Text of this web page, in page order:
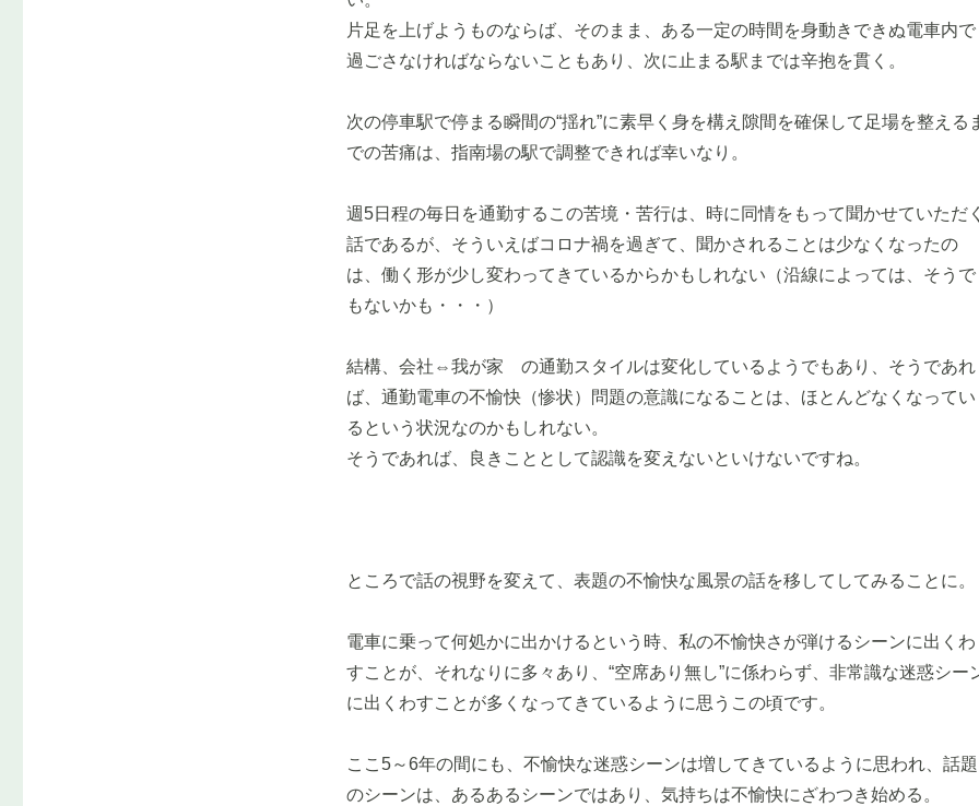
片足を上げようものならば、そのまま、ある一定の時間を身動きできぬ電車内で
過ごさなければならないこともあり、次に止まる駅までは辛抱を貫く。
次の停車駅で停まる瞬間の“揺れ”に素早く身を構え隙間を確保して足場を整える
での苦痛は、指南場の駅で調整できれば幸いなり。
週5日程の毎日を通勤するこの苦境・苦行は、時に同情をもって聞かせていただ
話であるが、そういえばコロナ禍を過ぎて、聞かされることは少なくなったの
は、働く形が少し変わってきているからかもしれない（沿線によっては、そうで
もないかも・・・）
結構、会社⇔我が家 の通勤スタイルは変化しているようでもあり、そうであれ
ば、通勤電車の不愉快（惨状）問題の意識になることは、ほとんどなくなってい
るという状況なのかもしれない。
そうであれば、良きこととして認識を変えないといけないですね。
ところで話の視野を変えて、表題の不愉快な風景の話を移してしてみることに。
電車に乗って何処かに出かけるという時、私の不愉快さが弾けるシーンに出くわ
すことが、それなりに多々あり、“空席あり無し”に係わらず、非常識な迷惑シー
に出くわすことが多くなってきているように思うこの頃です。
ここ5～6年の間にも、不愉快な迷惑シーンは増してきているように思われ、話題
のシーンは、あるあるシーンではあり、気持ちは不愉快にざわつき始める。